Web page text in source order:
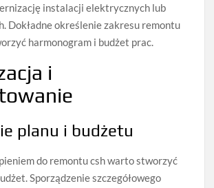
instalacji elektrycznych lub
Dokładne określenie zakresu remontu
harmonogram i budżet prac.
i
planu i budżetu
do remontu csh warto stworzyć
Sporządzenie szczegółowego